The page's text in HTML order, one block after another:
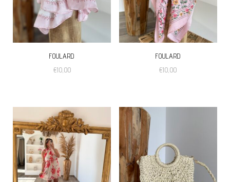
FOULARD
€10,00
FOULARD
€10,00